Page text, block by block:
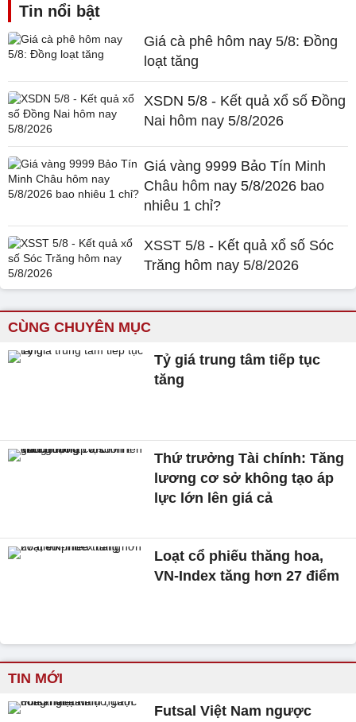
Tin nổi bật
Giá cà phê hôm nay 5/8: Đồng
loạt tăng
XSDN 5/8 - Kết quả xổ số Đồng
Nai hôm nay 5/8/2026
Giá vàng 9999 Bảo Tín Minh
Châu hôm nay 5/8/2026 bao
nhiêu 1 chỉ?
XSST 5/8 - Kết quả xổ số Sóc
Trăng hôm nay 5/8/2026
CÙNG CHUYÊN MỤC
Tỷ giá trung tâm tiếp tục
tăng
Thứ trưởng Tài chính: Tăng
lương cơ sở không tạo áp
lực lớn lên giá cả
Loạt cổ phiếu thăng hoa,
VN-Index tăng hơn 27 điểm
TIN MỚI
Futsal Việt Nam ngược